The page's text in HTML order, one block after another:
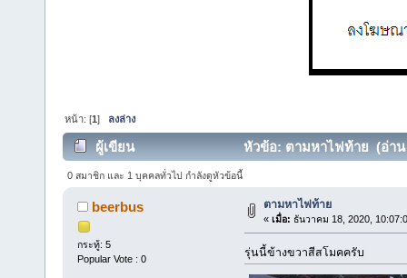
หน้า: [1] ลงล่าง
ผู้เขียน หัวข้อ: ตามหาไฟท้าย (อ่าน
0 สมาชิก และ 1 บุคคลทั่วไป กำลังดูหัวข้อนี้
beerbus
กระทู้: 5
Popular Vote : 0
ตามหาไฟท้าย
« เมื่อ: ธันวาคม 18, 2020,
รุ่นนี้ข้างขวาสีสโมคครับ